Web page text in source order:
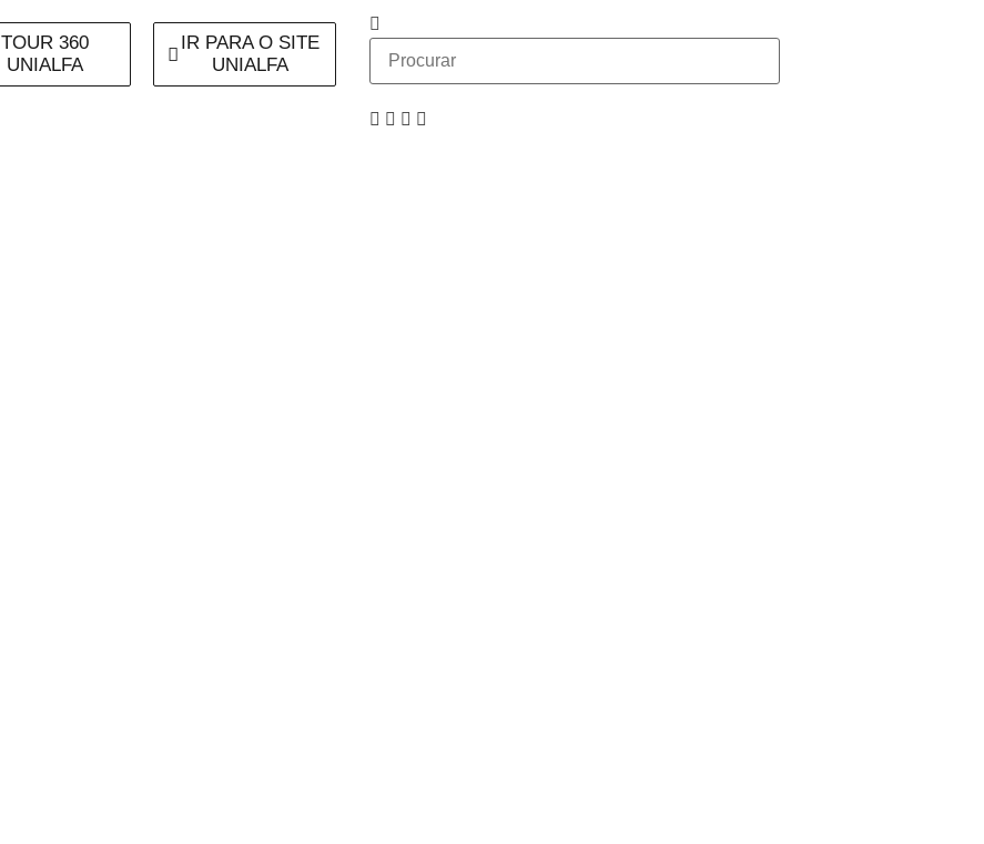
TOUR 360
UNIALFA
IR PARA O SITE
UNIALFA